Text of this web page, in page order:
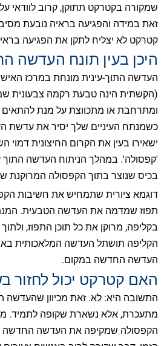
שמקורה בקטרקט תתוקן, קרוב לוודאי
זאת במידה והפגיעה בראיה נובעת
קטרקט לא יצליח לתקן את הפגיעה
היכן בעין תונח העדשה
העדשה התוך-עינית מונחת במרכז
(הקשתית הינה טבעת רקמה צבעונית
ומתרחבת או מתכווצת על מנת להתאים
כשמנתח העיניים שלך יסיר את עדשת
ישאירו בעין את הקרום החיצונית
'קפסולה'. במהלך הניתוח העדשה התוך
בכיס שנוצר בתוך הקפסולה המרוקנת
דוגמא ציורית שתמחיש את חשיבות
תפוז שמדמה את העדשה הטבעית.
בקליפה, מרוקן את כל תוכן התפוז,
הקליפה תושתל העדשה המלאכותית
העדשה החדשה במקום.
האם קטרקט יכול לחזור
התשובה היא: לא. זאת מכיוון
מתעכרת, אלא נשארת שקופה לתמיד.
הקפסולה שמקיפה את העדשה החדשה